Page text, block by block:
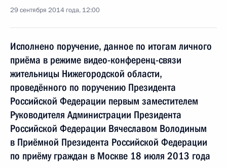
29 сентября 2014 года, 12:00
Исполнено поручение, данное по итогам личного
приёма в режиме видео-конференц-связи
жительницы Нижегородской области,
проведённого по поручению Президента
Российской Федерации первым заместителем
Руководителя Администрации Президента
Российской Федерации Вячеславом Володиным
в Приёмной Президента Российской Федерации
по приёму граждан в Москве 18 июля 2013 года